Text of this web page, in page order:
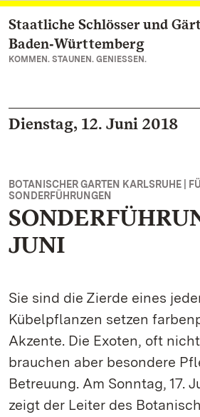
Zum Hauptinhalt springen
Staatliche Schlösser und
Baden‑Württemberg
KOMMEN. STAUNEN. GENIESSEN.
Dienstag, 12. Juni 2018
BOTANISCHER GARTEN KARLSRUHE |
SONDERFÜHRUNGEN
JUNI
Sie sind die Zierde eines
Kübelpflanzen setzen
Akzente. Die Exoten, oft
brauchen aber besondere
Betreuung. Am Sonntag, 17.
zeigt der Leiter des